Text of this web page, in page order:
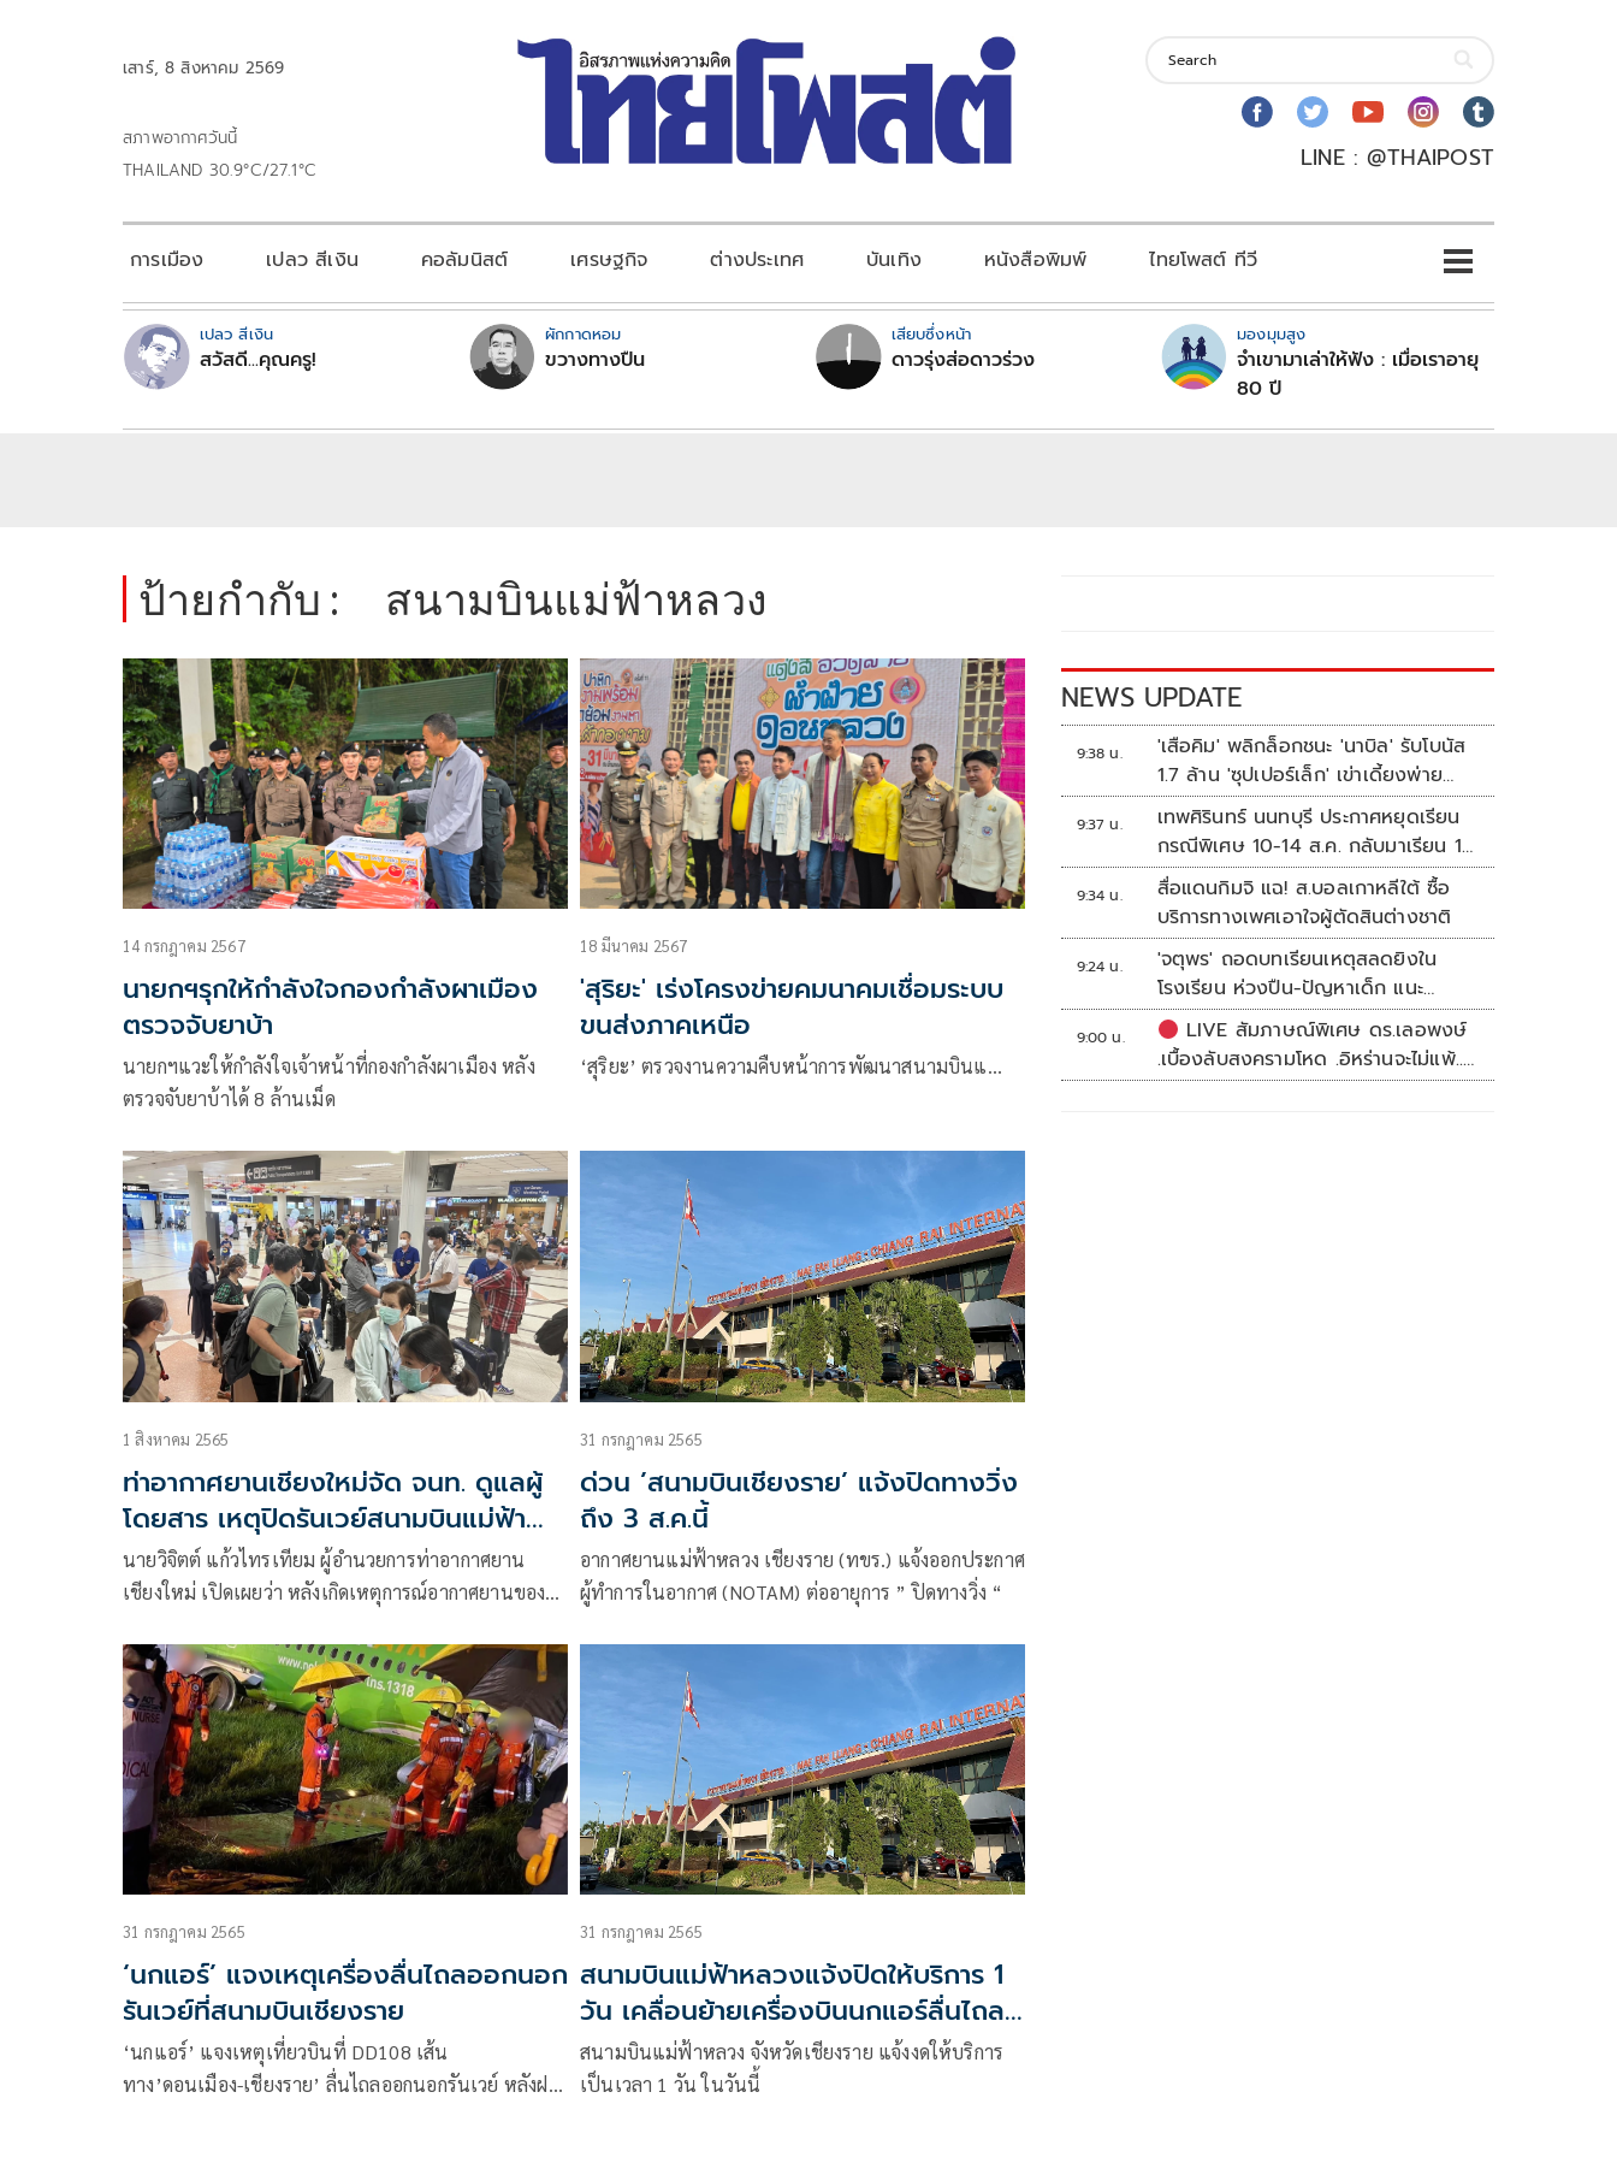
เสาร์, 8 สิงหาคม 2569
สภาพอากาศวันนี้
THAILAND 30.9°C/27.1°C
LINE : @THAIPOST
การเมือง เปลว สีเงิน คอลัมนิสต์ เศรษฐกิจ ต่างประเทศ บันเทิง หนังสือพิมพ์ ไทยโพสต์ ทีวี
เปลว สีเงิน
สวัสดี...คุณครู!
ผักกาดหอม
ขวางทางปืน
เสียบซึ่งหน้า
ดาวรุ่งส่อดาวร่วง
มองมุมสูง
จำเขามาเล่าให้ฟัง : เมื่อเราอายุ
80 ปี
ป้ายกำกับ : สนามบินแม่ฟ้าหลวง
14 กรกฎาคม 2567
นายกฯรุกให้กำลังใจกองกำลังผาเมือง
ตรวจจับยาบ้า
นายกฯแวะให้กำลังใจเจ้าหน้าที่กองกำลังผาเมือง หลัง
ตรวจจับยาบ้าได้ 8 ล้านเม็ด
18 มีนาคม 2567
'สุริยะ' เร่งโครงข่ายคมนาคมเชื่อมระบบ
ขนส่งภาคเหนือ
‘สุริยะ’ ตรวจงานความคืบหน้าการพัฒนาสนามบินแ…
1 สิงหาคม 2565
ท่าอากาศยานเชียงใหม่จัด จนท. ดูแลผู้
โดยสาร เหตุปิดรันเวย์สนามบินแม่ฟ้า
หลวง
นายวิจิตต์ แก้วไทรเทียม ผู้อำนวยการท่าอากาศยาน
เชียงใหม่ เปิดเผยว่า หลังเกิดเหตุการณ์อากาศยานของ
ก.ค. ที่ผ่านมา ขณะแล่นลงจอดท่าอากาศยานแม่ฟ้าหลวง
เชียงราย
31 กรกฎาคม 2565
ด่วน ’สนามบินเชียงราย’ แจ้งปิดทางวิ่ง
ถึง 3 ส.ค.นี้
อากาศยานแม่ฟ้าหลวง เชียงราย (ทขร.) แจ้งออกประกาศ
ผู้ทำการในอากาศ (NOTAM) ต่ออายุการ ” ปิดทางวิ่ง “
31 กรกฎาคม 2565
‘นกแอร์’ แจงเหตุเครื่องลื่นไถลออกนอก
รันเวย์ที่สนามบินเชียงราย
‘นกแอร์’ แจงเหตุเที่ยวบินที่ DD108 เส้น
ทาง’ดอนเมือง-เชียงราย’ ลื่นไถลออกนอกรันเวย์ หลังฝน
31 กรกฎาคม 2565
สนามบินแม่ฟ้าหลวงแจ้งปิดให้บริการ 1
วัน เคลื่อนย้ายเครื่องบินนกแอร์ลื่นไถล
ออกนอกรันเวย์
สนามบินแม่ฟ้าหลวง จังหวัดเชียงราย แจ้งงดให้บริการ
เป็นเวลา 1 วัน ในวันนี้
NEWS UPDATE
9:38 น.
'เสือคิม' พลิกล็อกชนะ 'นาบิล' รับโบนัส
1.7 ล้าน 'ซุปเปอร์เล็ก' เข่าเดี้ยงพ่าย
TKO
9:37 น.
เทพศิรินทร์ นนทบุรี ประกาศหยุดเรียน
กรณีพิเศษ 10-14 ส.ค. กลับมาเรียน 17
ส.ค.
9:34 น.
สื่อแดนกิมจิ แฉ! ส.บอลเกาหลีใต้ ซื้อ
บริการทางเพศเอาใจผู้ตัดสินต่างชาติ
9:24 น.
'จตุพร' ถอดบทเรียนเหตุสลดยิงใน
โรงเรียน ห่วงปืน-ปัญหาเด็ก แนะ
ศธ.เร่งอุดช่องโหว่
9:00 น.
LIVE สัมภาษณ์พิเศษ ดร.เลอพงษ์
.เบื้องลับสงครามโหด .อิหร่านจะไม่แพ้..
.ระเบียบโลกใหม่ในตะวันออกกลาง…. |